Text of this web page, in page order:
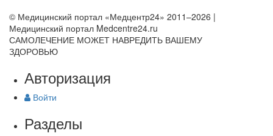
© Медицинский портал «Медцентр24» 2011–2026 |
Медицинский портал Medcentre24.ru
САМОЛЕЧЕНИЕ МОЖЕТ НАВРЕДИТЬ ВАШЕМУ
ЗДОРОВЬЮ
Авторизация
Войти
Разделы